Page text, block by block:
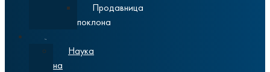
Продавница
поклона
Наука
на